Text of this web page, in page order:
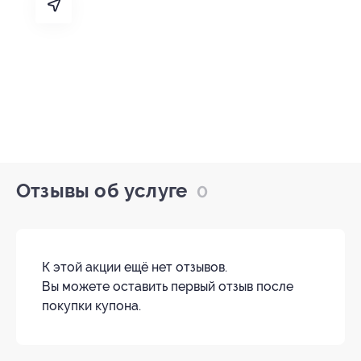
Отзывы об услуге 0
К этой акции ещё нет отзывов.
Вы можете оставить первый отзыв после
покупки купона.